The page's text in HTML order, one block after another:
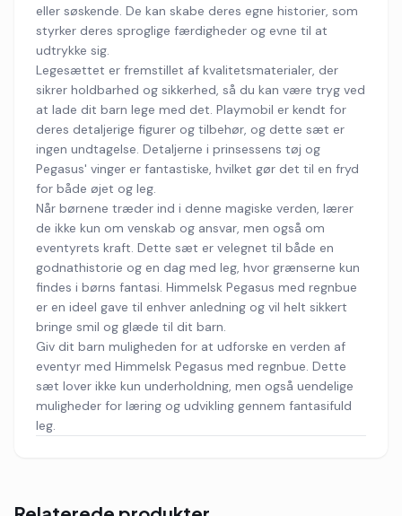
eller søskende. De kan skabe deres egne historier, som
styrker deres sproglige færdigheder og evne til at
udtrykke sig.
Legesættet er fremstillet af kvalitetsmaterialer, der
sikrer holdbarhed og sikkerhed, så du kan være tryg ved
at lade dit barn lege med det. Playmobil er kendt for
deres detaljerige figurer og tilbehør, og dette sæt er
ingen undtagelse. Detaljerne i prinsessens tøj og
Pegasus' vinger er fantastiske, hvilket gør det til en fryd
for både øjet og leg.
Når børnene træder ind i denne magiske verden, lærer
de ikke kun om venskab og ansvar, men også om
eventyrets kraft. Dette sæt er velegnet til både en
godnathistorie og en dag med leg, hvor grænserne kun
findes i børns fantasi. Himmelsk Pegasus med regnbue
er en ideel gave til enhver anledning og vil helt sikkert
bringe smil og glæde til dit barn.
Giv dit barn muligheden for at udforske en verden af
eventyr med Himmelsk Pegasus med regnbue. Dette
sæt lover ikke kun underholdning, men også uendelige
muligheder for læring og udvikling gennem fantasifuld
leg.